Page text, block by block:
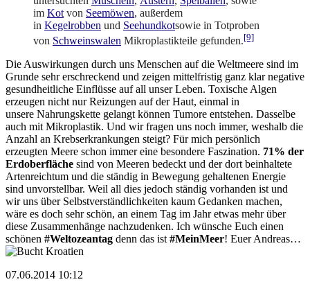
im Kot von Seemöwen, außerdem
in Kegelrobben und Seehundkotsowie in Totproben
von Schweinswalen Mikroplastikteile gefunden.[9]
Die Auswirkungen durch uns Menschen auf die Weltmeere sind im
Grunde sehr erschreckend und zeigen mittelfristig ganz klar negative
gesundheitliche Einflüsse auf all unser Leben. Toxische Algen
erzeugen nicht nur Reizungen auf der Haut, einmal in
unsere Nahrungskette gelangt können Tumore entstehen. Dasselbe
auch mit Mikroplastik. Und wir fragen uns noch immer, weshalb die
Anzahl an Krebserkrankungen steigt? Für mich persönlich
erzeugten Meere schon immer eine besondere Faszination. 71% der
Erdoberfläche sind von Meeren bedeckt und der dort beinhaltete
Artenreichtum und die ständig in Bewegung gehaltenen Energie
sind unvorstellbar. Weil all dies jedoch ständig vorhanden ist und
wir uns über Selbstverständlichkeiten kaum Gedanken machen,
wäre es doch sehr schön, an einem Tag im Jahr etwas mehr über
diese Zusammenhänge nachzudenken. Ich wünsche Euch einen
schönen #Weltozeantag denn das ist #MeinMeer! Euer Andreas…
07.06.2014 10:12